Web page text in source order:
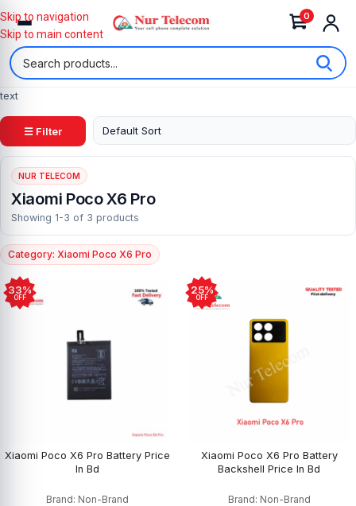
0
Skip to navigation
Skip to main content
text
☰ Filter
NUR TELECOM
Xiaomi Poco X6 Pro
Showing 1-3 of 3 products
Category: Xiaomi Poco X6 Pro
33%
OFF
Xiaomi Poco X6 Pro Battery Price
In Bd
Brand: Non-Brand
25%
OFF
Xiaomi Poco X6 Pro Battery
Backshell Price In Bd
Brand: Non-Brand